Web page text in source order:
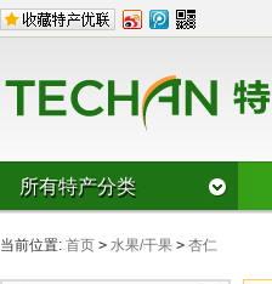
所有特产分类
当前位置: 首页 > 水果/干果 > 杏仁